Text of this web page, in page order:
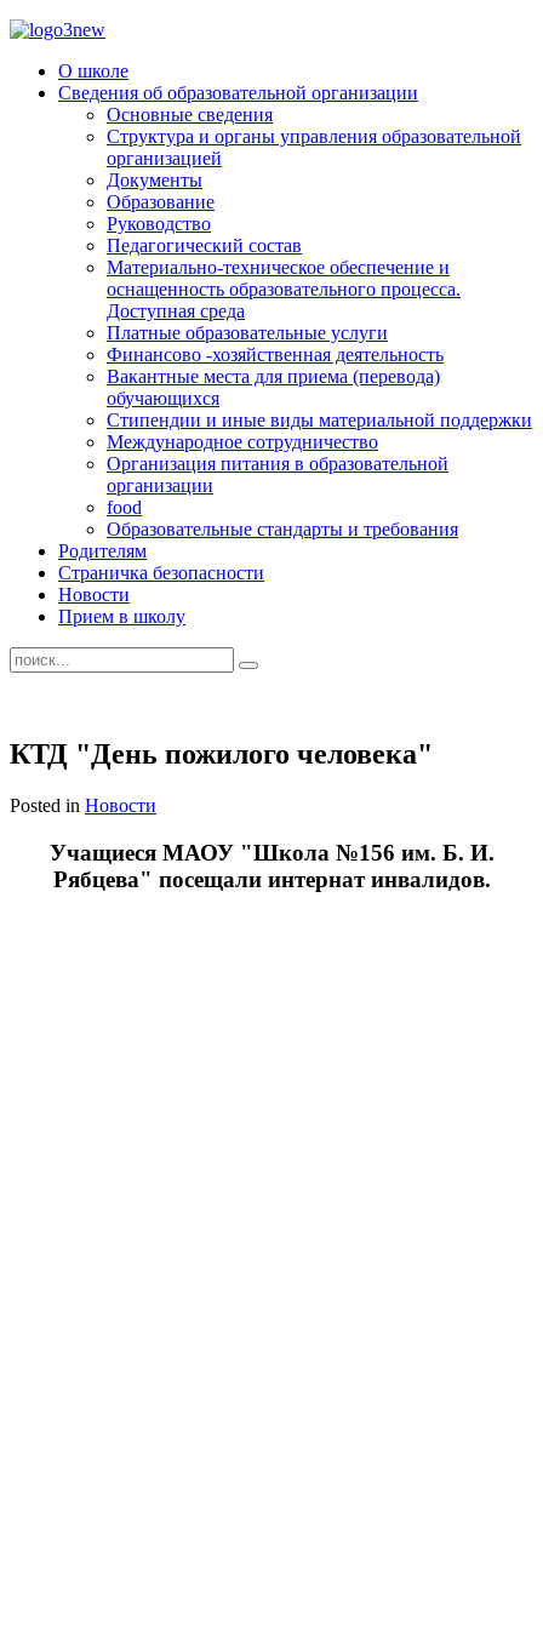
О школе
Сведения об образовательной организации
Основные сведения
Структура и органы управления образовательной
организацией
Документы
Образование
Руководство
Педагогический состав
Материально-техническое обеспечение и
оснащенность образовательного процесса.
Доступная среда
Платные образовательные услуги
Финансово -хозяйственная деятельность
Вакантные места для приема (перевода)
обучающихся
Стипендии и иные виды материальной поддержки
Международное сотрудничество
Организация питания в образовательной
организации
food
Образовательные стандарты и требования
Родителям
Страничка безопасности
Новости
Прием в школу
КТД "День пожилого человека"
Posted in Новости
Учащиеся МАОУ "Школа №156 им. Б. И.
Рябцева" посещали интернат инвалидов.